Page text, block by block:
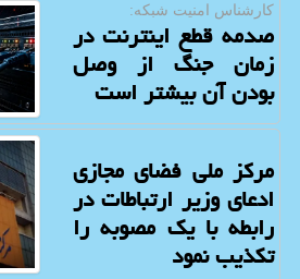
كارشناس امنیت شبكه:
صدمه قطع اینترنت در
زمان جنگ از وصل
بودن آن بیشتر است
مرکز ملی فضای مجازی
ادعای وزیر ارتباطات در
رابطه با یک مصوبه را
تکذیب نمود